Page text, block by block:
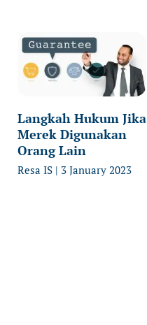
Langkah Hukum Jika
Merek Digunakan
Orang Lain
Resa IS 3 January 2023